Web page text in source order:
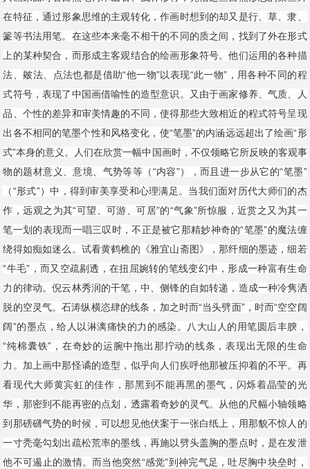
在特征，通过形象思维的主观转化，作画时想到的却又是行、草、隶、
籇等书法用笔。在这些本来毫不相干的不同的质之间，找到了外在形式
上的某种契合，而形成主客观结合的绘画形象符号。他们运用的各种描
法、皴法、点法也都是借助“他一物”以表现“此一物”，用各种不同的程
式符号，表现了中国画借喻性的造型意识。又由于画家修养、气质、人
品、个性的差异和审美情趣的不同，使得那些大致相近的程式符号呈现
出各不相同的笔墨个性和风格变化，使“笔墨”的内涵远远超出了绘画“形
式”本身的意义。人们在欣赏一幅中国画时，不仅领略它所反映的客观事
物的题材意义、意境、气势等等（“内容”），而且进一步从它的“笔墨”
（“形式”）中，得到审美享受和心理满足。当我们面对历代大师们的杰
作，远观之为其“可望、可游、可居”的“气象”所惊服，近赏之又为其一
笔一划的表现而一唱三叹时，不正是被它那精妙神奇的“笔墨”的魔法缠
绕得如痴如迷么。试看黄鹤樵的《雅宜山斋图》，那纤细的墨迹，细若
“牛毛”，而又空疏剔透，在扭屈婉转的笔线变幻中，形成一种富有生命
力的律动。倪云林秀润的干笔，中、侧锋的自如转递，造成一种冷隽洒
脱的空灵气。石涛纵横恣肆的线条，加之时而“当头劈面”，时而“空空阔
阔”的墨点，给人以淋漓痛快的力的感染。八大山人的用笔圆后丰腴，
“纯棉囊铁”，在奇妙的运腕中拖出那拧动的线条，表现出无限的生命
力。加上画中那怪谲的造型，似乎向人们疾呼他那被压抑着的不平。再
看现代大师黄宾虹的佳作，那黑到不能再黑的墨气，闪烁着晶莹的光
华，那密到不能再密的点划，透露着奇妙的灵气。从他的尺幅小轴领略
到那磅礴气势的时候，可以想见他伏案于一张白纸上，用那貌不惊人的
一寸秃毫勾划出疏松荒率的墨线，再施以劈头盖胸的墨点时，是在发泄
他不可遏止的激情。而当他突然“感觉”到神完气足，吐尽胸中块垒时，